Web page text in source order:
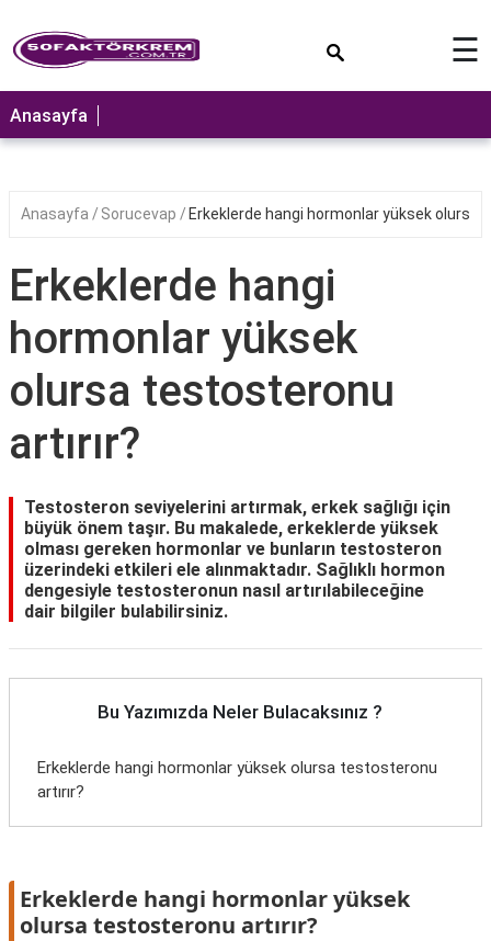
ANASAYFA
☰
Anasayfa
Anasayfa Sorucevap Erkeklerde hangi hormonlar yüksek olursa
Erkeklerde hangi
hormonlar yüksek
olursa testosteronu
artırır?
Testosteron seviyelerini artırmak, erkek sağlığı için
büyük önem taşır. Bu makalede, erkeklerde yüksek
olması gereken hormonlar ve bunların testosteron
üzerindeki etkileri ele alınmaktadır. Sağlıklı hormon
dengesiyle testosteronun nasıl artırılabileceğine
dair bilgiler bulabilirsiniz.
Bu Yazımızda Neler Bulacaksınız ?
Erkeklerde hangi hormonlar yüksek olursa testosteronu
artırır?
Erkeklerde hangi hormonlar yüksek
olursa testosteronu artırır?